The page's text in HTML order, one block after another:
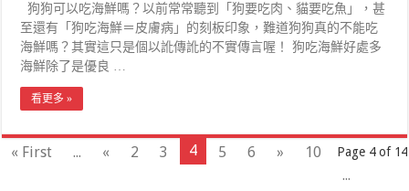
狗狗可以吃海鮮嗎？以前常常聽到「狗要吃肉、貓要吃魚」，甚
至還有「狗吃海鮮＝皮膚病」的刻板印象，難道狗狗真的不能吃
海鮮嗎？其實這只是個以訛傳訛的不實傳言喔！ 狗吃海鮮好處多
海鮮除了是優良 …
看更多 »
Page 4 of 14
« First ... « 2 3 4 5 6 »
10
...